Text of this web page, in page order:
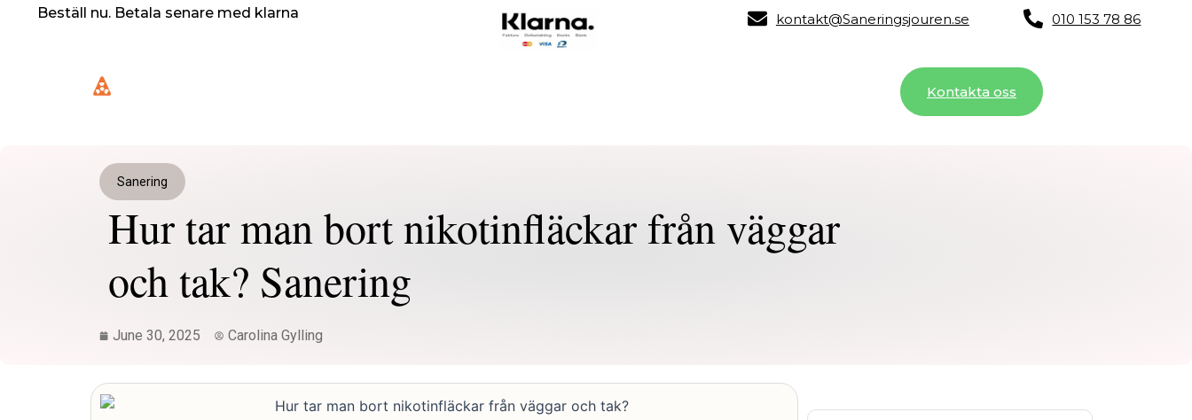
Beställ nu. Betala senare med klarna kontakt@Saneringsjouren.se 010 153 78 86
Kontakta oss
Sanering
Hur tar man bort nikotinfläckar från väggar
och tak? Sanering
June 30, 2025 Carolina Gylling